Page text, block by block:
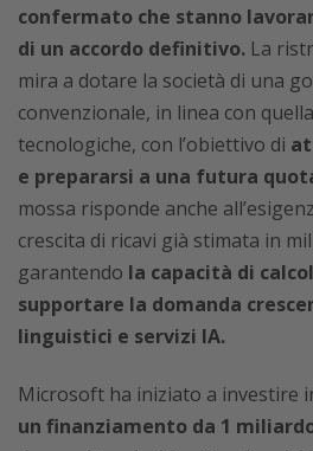
confermato che stanno
di un accordo definitivo. La
mira a dotare la società di una
convenzionale, in linea con
tecnologiche, con l’obiettivo di
e prepararsi a una futura
mossa risponde anche
crescita di ricavi già stimata in
garantendo la capacità di
supportare la domanda
linguistici e servizi IA.
Microsoft ha iniziato a investire
un finanziamento da 1